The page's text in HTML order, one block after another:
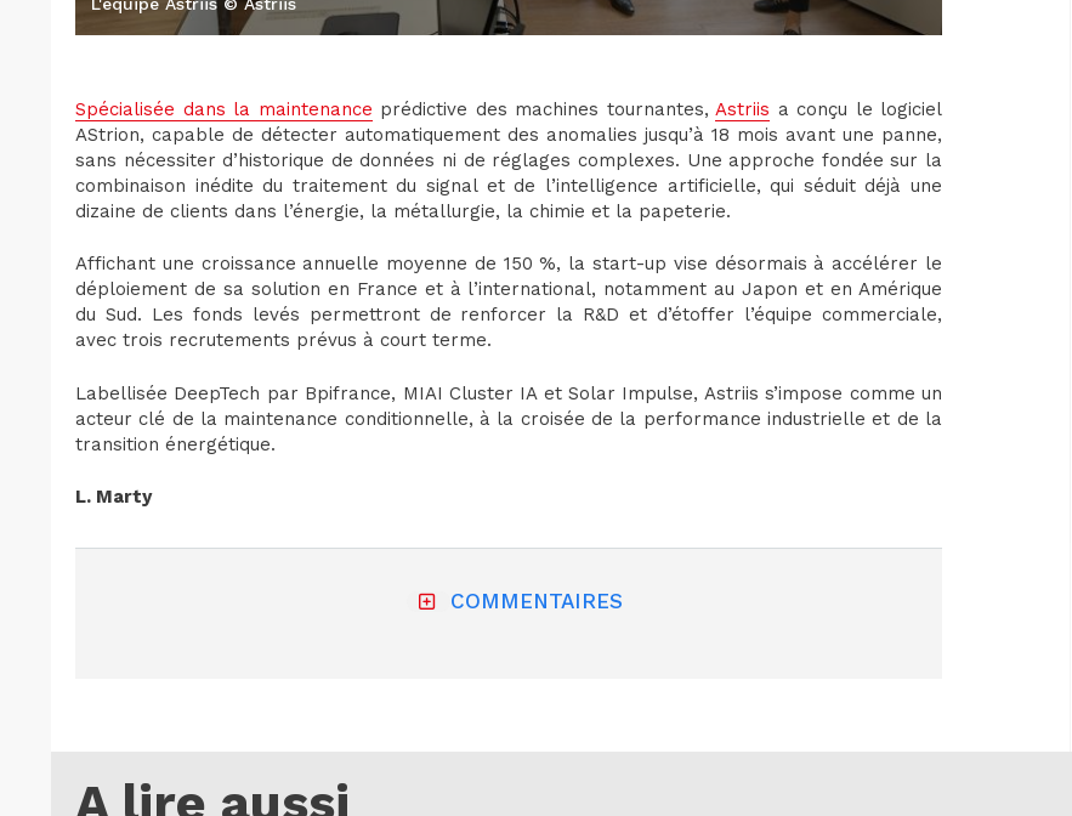
Spécialisée dans la maintenance prédictive des machines tournantes, Astriis a conçu le logiciel
AStrion, capable de détecter automatiquement des anomalies jusqu’à 18 mois avant une panne,
sans nécessiter d’historique de données ni de réglages complexes. Une approche fondée sur la
combinaison inédite du traitement du signal et de l’intelligence artificielle, qui séduit déjà une
dizaine de clients dans l’énergie, la métallurgie, la chimie et la papeterie.
Affichant une croissance annuelle moyenne de 150 %, la start-up vise désormais à accélérer le
déploiement de sa solution en France et à l’international, notamment au Japon et en Amérique
du Sud. Les fonds levés permettront de renforcer la R&D et d’étoffer l’équipe commerciale,
avec trois recrutements prévus à court terme.
Labellisée DeepTech par Bpifrance, MIAI Cluster IA et Solar Impulse, Astriis s’impose comme un
acteur clé de la maintenance conditionnelle, à la croisée de la performance industrielle et de la
transition énergétique.
L. Marty
COMMENTAIRES
A lire aussi